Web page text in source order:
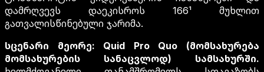
დამრღვევს დაეკისროს 166¹ მუხლით
გათვალისწინებული ჯარიმა.
სცენარი მეორე: Quid Pro Quo (მომსახურება
მომსახურების სანაცვლოდ) სამსახურში.